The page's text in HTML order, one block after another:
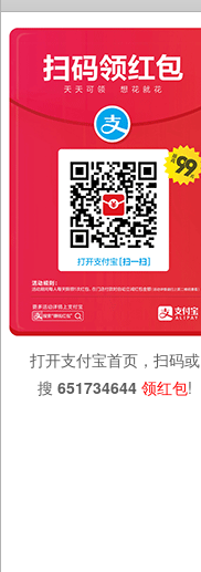
打开支付宝首页，扫码或
搜 651734644 领红包!